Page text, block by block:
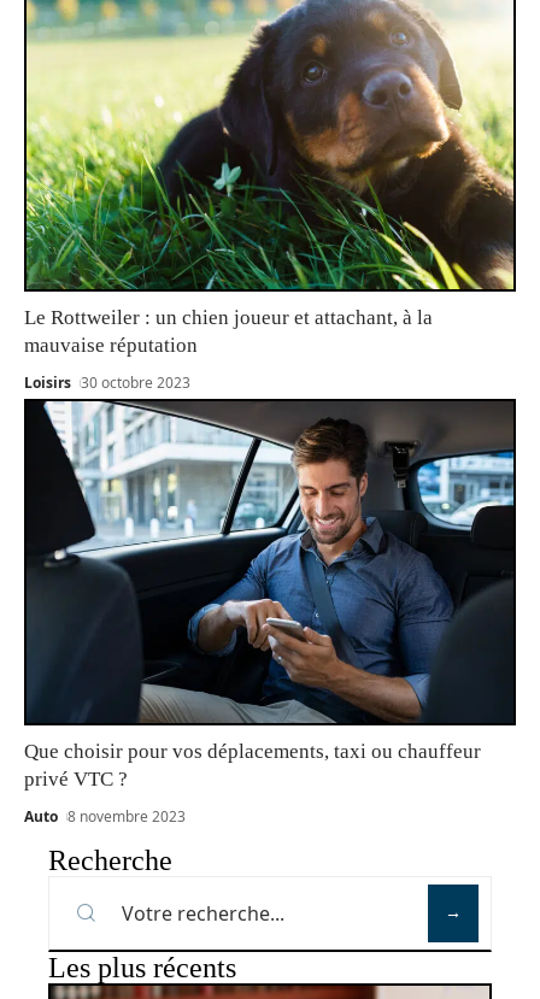
Le Rottweiler : un chien joueur et attachant, à la
mauvaise réputation
Loisirs 30 octobre 2023
Que choisir pour vos déplacements, taxi ou chauffeur
privé VTC ?
Auto 8 novembre 2023
Recherche
Les plus récents